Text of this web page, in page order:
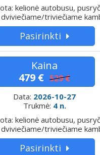
kelionė autobusu,
triviečiame
Pasirinkti
Kaina
479 € 529 €
Data: 2026-10-27
Trukmė: 4 n.
kelionė autobusu,
triviečiame
Pasirinkti